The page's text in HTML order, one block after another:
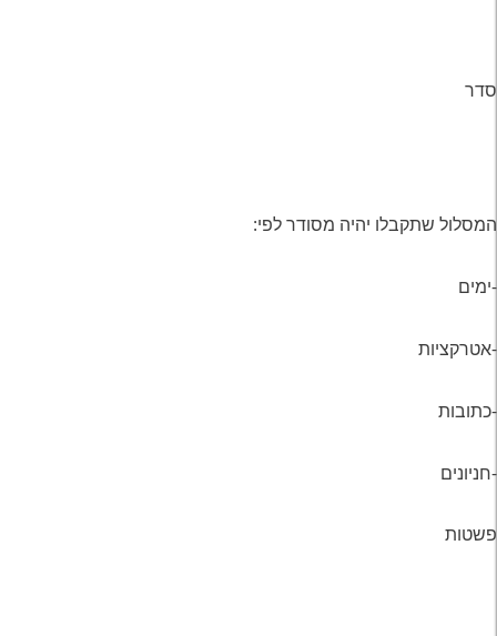
סדר
המסלול שתקבלו יהיה מסודר לפי:
-ימים
-אטרקציות
-כתובות
-חניונים
פשטות